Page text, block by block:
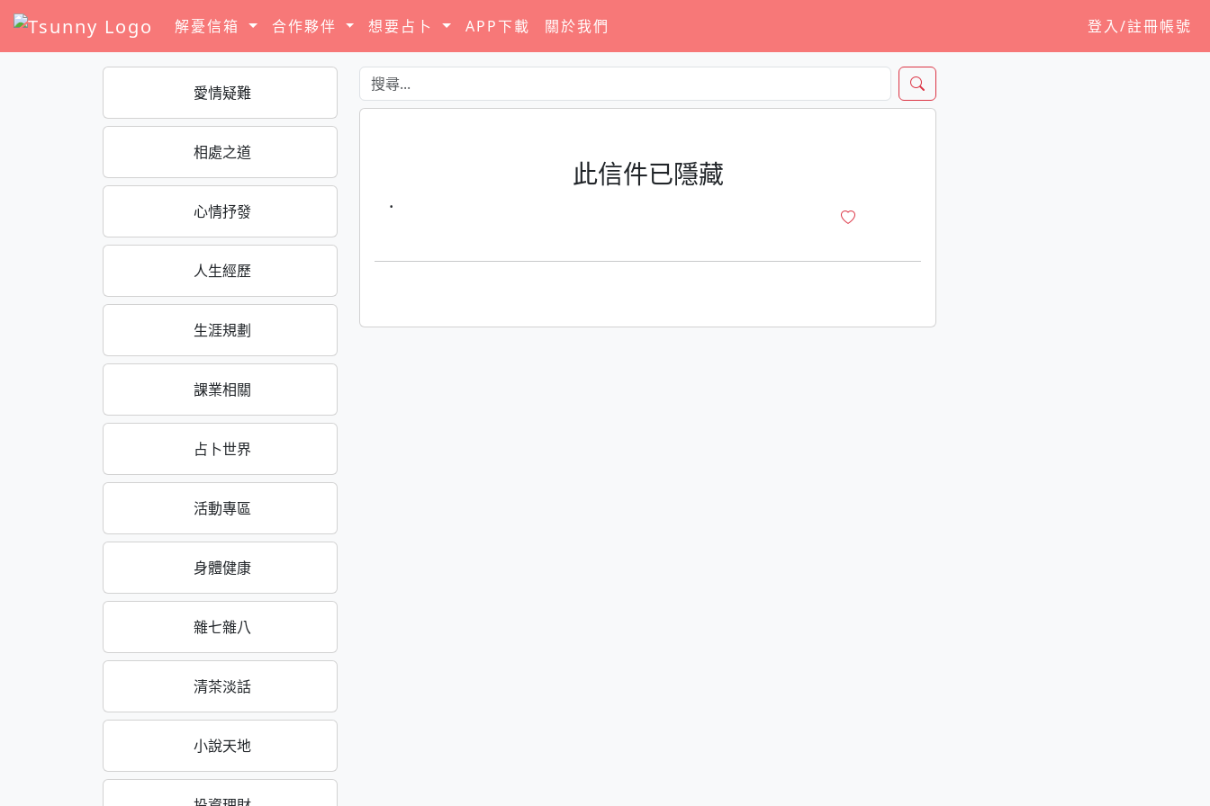
解憂信箱 合作夥伴 想要占卜 APP下載 關於我們 登入/註冊帳號
愛情疑難
相處之道
心情抒發
人生經歷
生涯規劃
課業相關
占卜世界
活動專區
身體健康
雜七雜八
清茶淡話
小說天地
此信件已隱藏
·